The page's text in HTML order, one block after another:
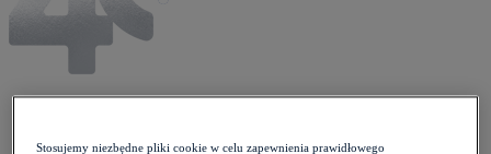
Newsy
Stosujemy niezbędne pliki cookie w celu zapewnienia prawidłowego